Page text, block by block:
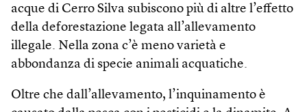
acque di Cerro Silva subiscono più di altre l’effetto
della deforestazione legata all’allevamento
illegale. Nella zona c’è meno varietà e
abbondanza di specie animali acquatiche.
Oltre che dall’allevamento, l’inquinamento è